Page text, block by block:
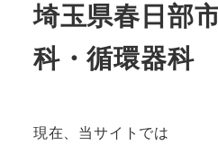
埼玉県春日部
科・循環器科
現在、当サイトでは